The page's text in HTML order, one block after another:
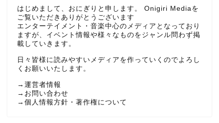
はじめまして、おにぎりと申します。 Onigiri Mediaを
ご覧いただきありがとうございます
エンターテイメント・音楽中心のメディアとなっており
ますが、イベント情報や様々なものをジャンル問わず掲
載していきます。
日々皆様に読みやすいメディアを作っていくのでよろし
くお願いいたします。
→ 運営者情報
→ お問い合わせ
→ 個人情報方針・著作権について